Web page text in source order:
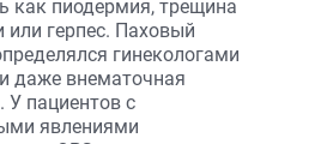
как пиодермия, трещина
герпес. Паховый
гинекологами
даже внематочная
У пациентов с
явлениями